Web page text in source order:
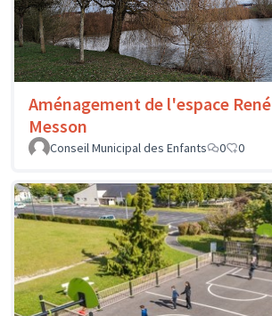
Aménagement de l'espace René
Messon
Conseil Municipal des Enfants
0 0